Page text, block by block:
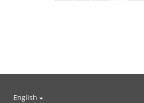
English